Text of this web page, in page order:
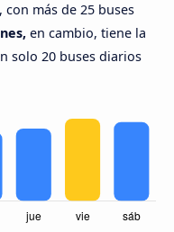
más de 25 buses
en cambio, tiene la
solo 20 buses diarios